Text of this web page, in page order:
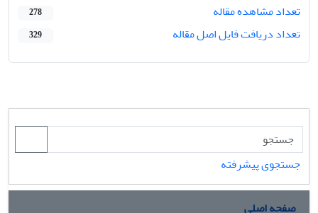
تعداد مشاهده مقاله
278
تعداد دریافت فایل اصل مقاله 329
جستجوی پیشرفته
صفحه اصلی